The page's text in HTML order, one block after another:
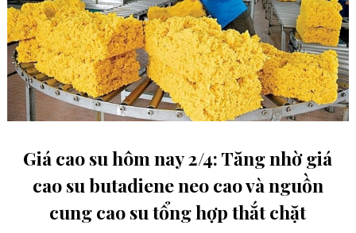
Giá cao su hôm nay 2/4: Tăng nhờ giá
cao su butadiene neo cao và nguồn
cung cao su tổng hợp thắt chặt